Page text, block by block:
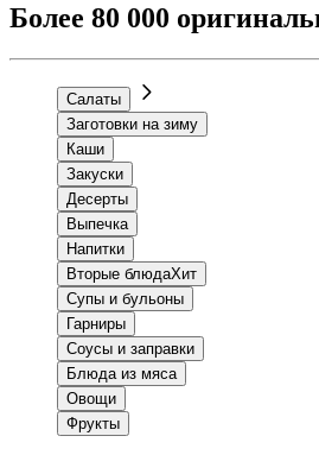
Более 80 000
Салаты
Заготовки на зиму
Каши
Закуски
Десерты
Выпечка
Напитки
Вторые блюдаХит
Супы и бульоны
Гарниры
Соусы и заправки
Блюда из мяса
Овощи
Фрукты